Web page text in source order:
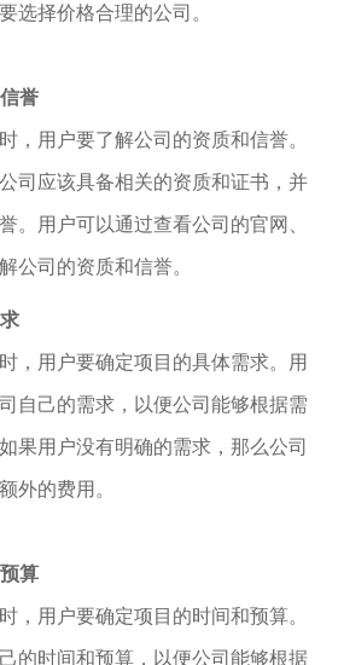
选择价格合理的公司。
誉
，用户要了解公司的资质和信誉。
司应该具备相关的资质和证书，并
。用户可以通过查看公司的官网、
公司的资质和信誉。
，用户要确定项目的具体需求。用
自己的需求，以便公司能够根据需
果用户没有明确的需求，那么公司
外的费用。
算
，用户要确定项目的时间和预算。
的时间和预算，以便公司能够根据